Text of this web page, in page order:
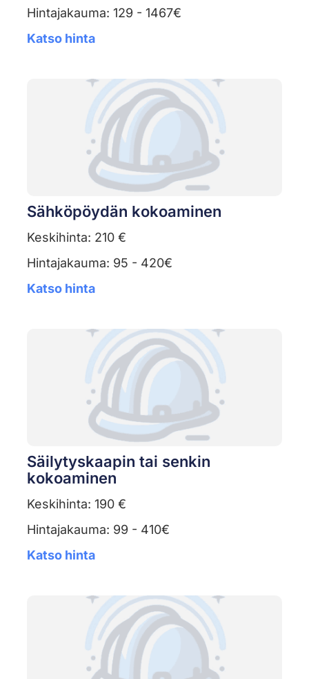
Hintajakauma: 129 - 1467€
Katso hinta
Sähköpöydän kokoaminen
Keskihinta: 210 €
Hintajakauma: 95 - 420€
Katso hinta
Säilytyskaapin tai senkin
kokoaminen
Keskihinta: 190 €
Hintajakauma: 99 - 410€
Katso hinta